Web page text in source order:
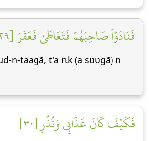
فَنَادَوۡاْ صَاحِبَهُمۡ فَتَعَاطَىٰ فَعَقَرَ [٢٩]
n-taagã, t'a rɩk (a sʋʋgã) n
فَكَيۡفَ كَانَ عَذَابِي وَنُذُرِ [٣٠]